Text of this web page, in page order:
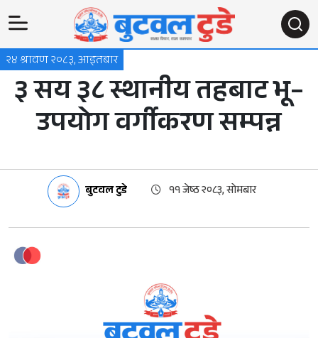
२४ श्रावण २०८३, आइतबार
३ सय ३८ स्थानीय तहबाट भू–
उपयोग वर्गीकरण सम्पन्न
बुटवल टुडे ११ जेष्ठ २०८३, सोमबार